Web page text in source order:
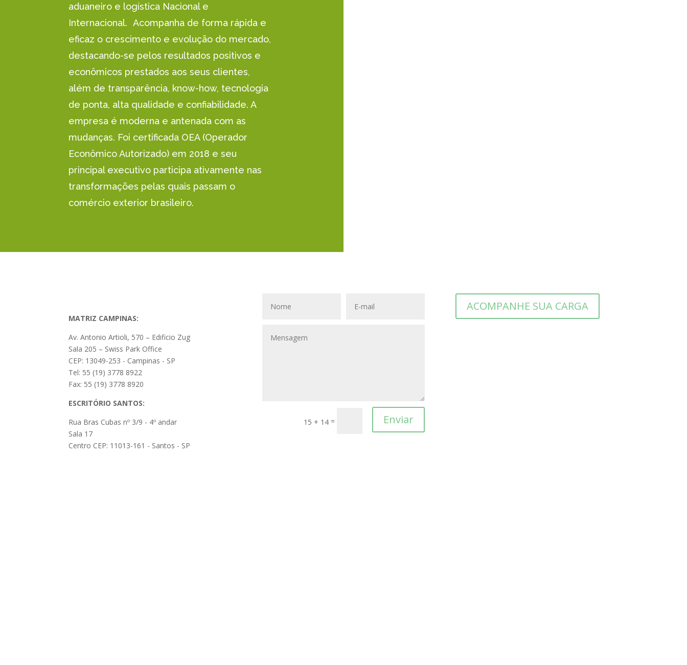
aduaneiro e logística Nacional e
Internacional. Acompanha de forma rápida e
eficaz o crescimento e evolução do mercado,
destacando-se pelos resultados positivos e
econômicos prestados aos seus clientes,
além de transparência, know-how, tecnologia
de ponta, alta qualidade e confiabilidade. A
empresa é moderna e antenada com as
mudanças. Foi certificada OEA (Operador
Econômico Autorizado) em 2018 e seu
principal executivo participa ativamente nas
transformações pelas quais passam o
comércio exterior brasileiro.
MATRIZ CAMPINAS:
Av. Antonio Artioli, 570 – Edificio Zug
Sala 205 – Swiss Park Office
CEP: 13049-253 - Campinas - SP
Tel: 55 (19) 3778 8922
Fax: 55 (19) 3778 8920
ESCRITÓRIO SANTOS:
Rua Bras Cubas nº 3/9 - 4º andar
Sala 17
Centro CEP: 11013-161 - Santos - SP
15 + 14 = Enviar
ACOMPANHE SUA CARGA